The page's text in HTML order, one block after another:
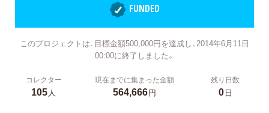
FUNDED
このプロジェクトは、目標金額500,000円を達成し、2014年6月11日
00:00に終了しました。
コレクター
105人
現在までに集まった金額
564,666円
残り日数
0日